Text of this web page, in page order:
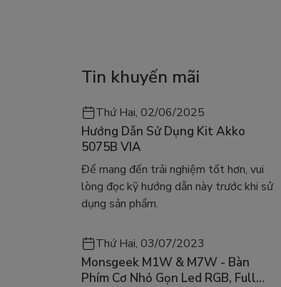
Tin khuyến mãi
Thứ Hai, 02/06/2025
Hướng Dẫn Sử Dụng Kit Akko
5075B VIA
Để mang đến trải nghiệm tốt hơn, vui
lòng đọc kỹ hướng dẫn này trước khi sử
dụng sản phẩm.
Thứ Hai, 03/07/2023
Monsgeek M1W & M7W - Bàn
Phím Cơ Nhỏ Gọn Led RGB, Full